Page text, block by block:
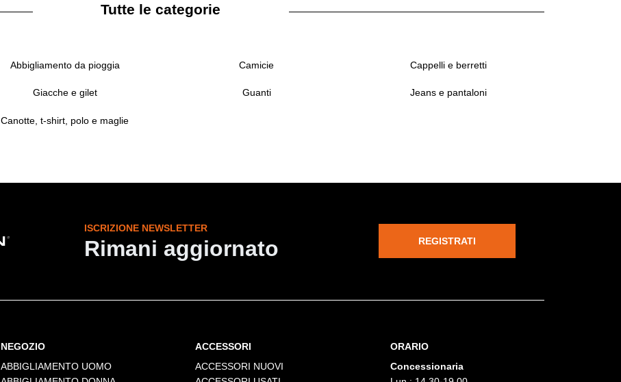
Tutte le categorie
Abbigliamento da pioggia Camicie Cappelli e berretti
Giacche e gilet Guanti Jeans e pantaloni
Canotte, t-shirt, polo e maglie
ISCRIZIONE NEWSLETTER
Rimani aggiornato REGISTRATI
NEGOZIO
ABBIGLIAMENTO UOMO
ACCESSORI
ACCESSORI NUOVI
ORARIO
Concessionaria